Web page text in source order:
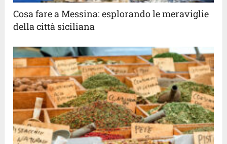
Cosa fare a Messina: esplorando le meraviglie
della città siciliana